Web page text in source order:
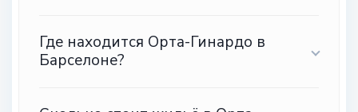
Где находится Орта-Гинардо в
Барселоне?